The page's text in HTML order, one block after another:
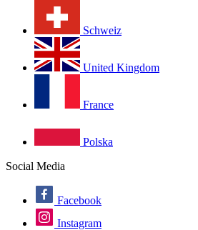
Schweiz
United Kingdom
France
Polska
Social Media
Facebook
Instagram